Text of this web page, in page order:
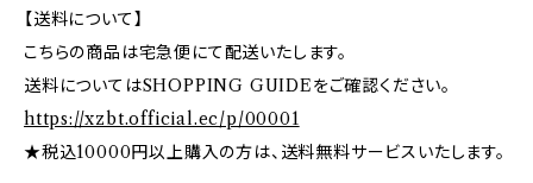
【送料について】
こちらの商品は宅急便にて配送いたします。
送料についてはSHOPPING GUIDEをご確認ください。
https://xzbt.official.ec/p/00001
★税込10000円以上購入の方は、送料無料サービスいたします。